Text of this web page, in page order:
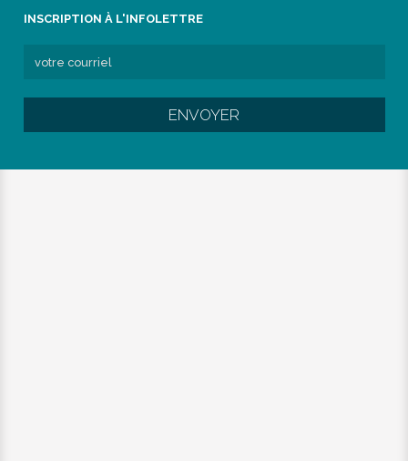
INSCRIPTION À L'INFOLETTRE
ENVOYER